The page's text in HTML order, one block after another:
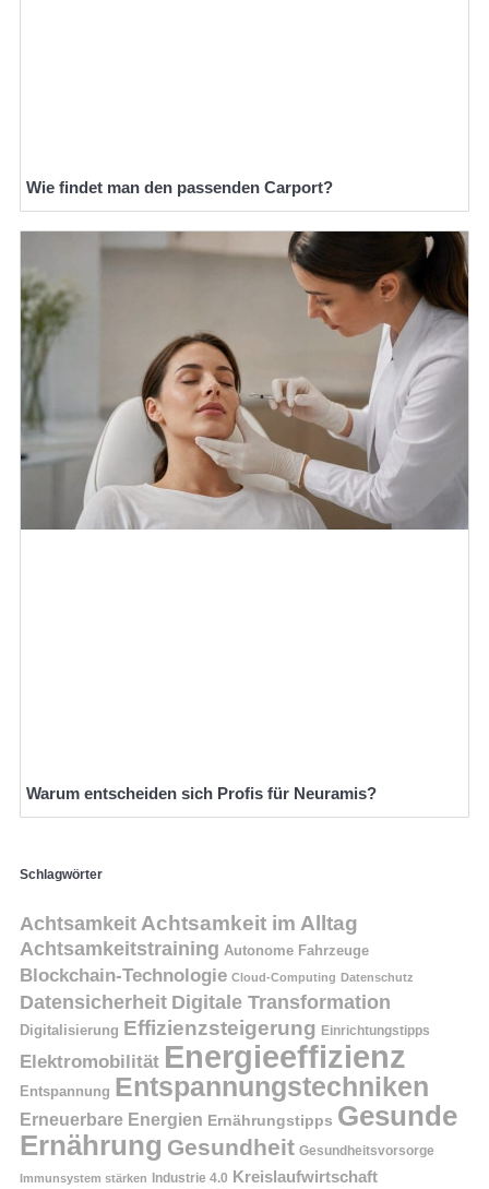
Wie findet man den passenden Carport?
Warum entscheiden sich Profis für Neuramis?
Schlagwörter
Achtsamkeit Achtsamkeit im Alltag
Achtsamkeitstraining Autonome Fahrzeuge
Blockchain-Technologie Cloud-Computing Datenschutz
Datensicherheit Digitale Transformation
Digitalisierung Effizienzsteigerung Einrichtungstipps
Elektromobilität Energieeffizienz
Entspannung Entspannungstechniken
Erneuerbare Energien Ernährungstipps Gesunde
Ernährung Gesundheit Gesundheitsvorsorge
Immunsystem stärken Industrie 4.0 Kreislaufwirtschaft